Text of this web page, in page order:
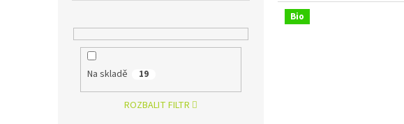
Na skladě 19
ROZBALIT FILTR
Bio